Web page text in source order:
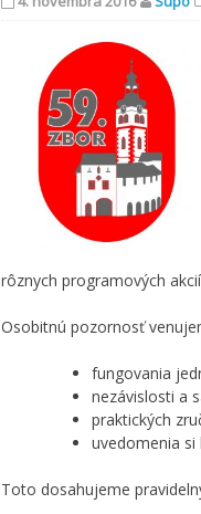
rôznych programových
Osobitnú pozornosť
fungovania
nezávislosti a
praktických
uvedomenia si
Toto dosahujeme